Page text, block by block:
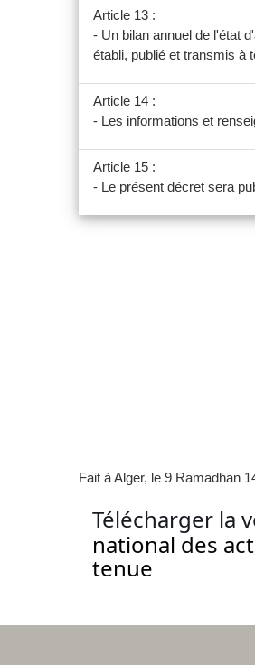
Article 13 :
- Un bilan annuel de l'état
établi, publié et transmis à
Article 14 :
- Les informations et
Article 15 :
- Le présent décret sera
Fait à Alger, le 9 Ramadhan
Télécharger la
national des
tenue